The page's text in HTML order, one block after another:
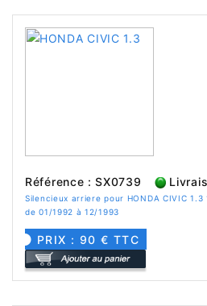
Référence : SX0739
Silencieux arriere pour HONDA CIVIC 1.3
de 01/1992 à 12/1993
PRIX : 90 € TTC